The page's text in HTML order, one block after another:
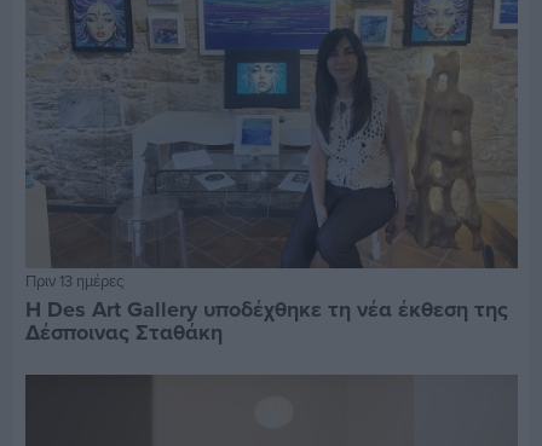
Πριν 13 ημέρες
Η Des Art Gallery υποδέχθηκε τη νέα έκθεση της
Δέσποινας Σταθάκη